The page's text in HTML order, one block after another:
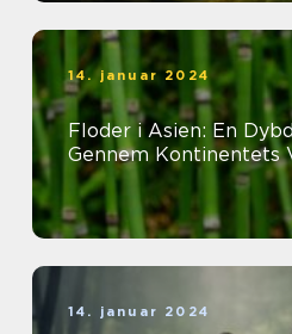
14. januar 2024
Floder i Asien: En
Gennem Kontinentets
14. januar 2024